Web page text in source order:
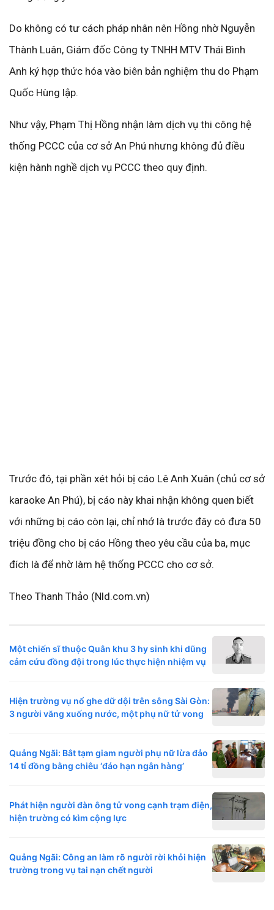
Do không có tư cách pháp nhân nên Hồng nhờ Nguyễn
Thành Luân, Giám đốc Công ty TNHH MTV Thái Bình
Anh ký hợp thức hóa vào biên bản nghiệm thu do Phạm
Quốc Hùng lập.
Như vậy, Phạm Thị Hồng nhận làm dịch vụ thi công hệ
thống PCCC của cơ sở An Phú nhưng không đủ điều
kiện hành nghề dịch vụ PCCC theo quy định.
Trước đó, tại phần xét hỏi bị cáo Lê Anh Xuân (chủ cơ sở
karaoke An Phú), bị cáo này khai nhận không quen biết
với những bị cáo còn lại, chỉ nhớ là trước đây có đưa 50
triệu đồng cho bị cáo Hồng theo yêu cầu của ba, mục
đích là để nhờ làm hệ thống PCCC cho cơ sở.
Theo Thanh Thảo (Nld.com.vn)
Một chiến sĩ thuộc Quân khu 3 hy sinh khi dũng
cảm cứu đồng đội trong lúc thực hiện nhiệm vụ
Hiện trường vụ nổ ghe dữ dội trên sông Sài Gòn:
3 người văng xuống nước, một phụ nữ tử vong
Quảng Ngãi: Bắt tạm giam người phụ nữ lừa đảo
14 tỉ đồng bằng chiêu ‘đáo hạn ngân hàng’
Phát hiện người đàn ông tử vong cạnh trạm điện,
hiện trường có kìm cộng lực
Quảng Ngãi: Công an làm rõ người rời khỏi hiện
trường trong vụ tai nạn chết người